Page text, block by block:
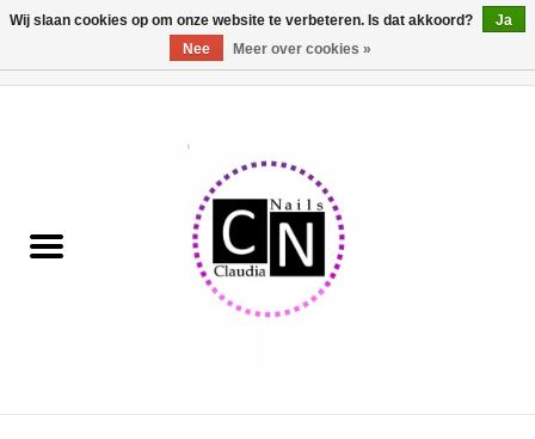
Pedicure producten
Wij slaan cookies op om onze website te verbeteren. Is dat akkoord?
Ja
Nee
Meer over cookies »